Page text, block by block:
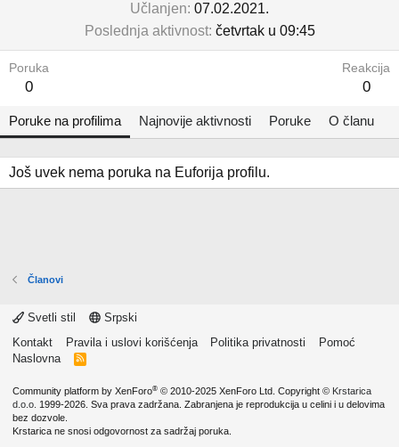
Učlanjen 07.02.2021.
Poslednja aktivnost četvrtak u 09:45
Poruka
0
Reakcija
0
Poruke na profilima Najnovije aktivnosti Poruke O članu
Još uvek nema poruka na Euforija profilu.
Članovi
Svetli stil
Srpski
Kontakt
Pravila i uslovi korišćenja Politika privatnosti
Pomoć
Naslovna
R
Community platform by XenForo® © 2010-2025 XenForo Ltd. Copyright © Krstarica
d.o.o. 1999-2026. Sva prava zadržana. Zabranjena je reprodukcija u celini i u delovima
bez dozvole.
Krstarica ne snosi odgovornost za sadržaj poruka.